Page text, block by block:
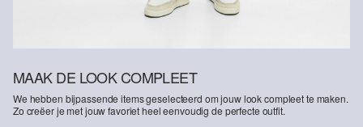
MAAK DE LOOK COMPLEET
We hebben bijpassende items geselecteerd om jouw look compleet te maken.
Zo creëer je met jouw favoriet heel eenvoudig de perfecte outfit.